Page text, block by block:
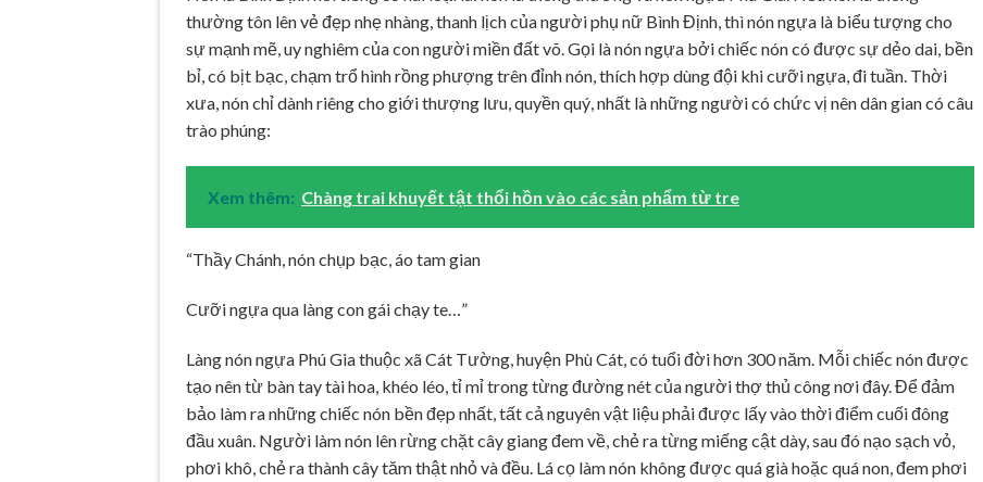
thường tôn lên vẻ đẹp nhẹ nhàng, thanh lịch của người phụ nữ Bình Định, thì nón ngựa là biểu tượng cho
sự mạnh mẽ, uy nghiêm của con người miền đất võ. Gọi là nón ngựa bởi chiếc nón có được sự dẻo dai, bền
bỉ, có bịt bạc, chạm trổ hình rồng phượng trên đỉnh nón, thích hợp dùng đội khi cưỡi ngựa, đi tuần. Thời
xưa, nón chỉ dành riêng cho giới thượng lưu, quyền quý, nhất là những người có chức vị nên dân gian có câu
trào phúng:
Xem thêm: Chàng trai khuyết tật thổi hồn vào các sản phẩm từ tre
“Thầy Chánh, nón chụp bạc, áo tam gian
Cưỡi ngựa qua làng con gái chạy te…”
Làng nón ngựa Phú Gia thuộc xã Cát Tường, huyện Phù Cát, có tuổi đời hơn 300 năm. Mỗi chiếc nón được
tạo nên từ bàn tay tài hoa, khéo léo, tỉ mỉ trong từng đường nét của người thợ thủ công nơi đây. Để đảm
bảo làm ra những chiếc nón bền đẹp nhất, tất cả nguyên vật liệu phải được lấy vào thời điểm cuối đông
đầu xuân. Người làm nón lên rừng chặt cây giang đem về, chẻ ra từng miếng cật dày, sau đó nạo sạch vỏ,
phơi khô, chẻ ra thành cây tăm thật nhỏ và đều. Lá cọ làm nón không được quá già hoặc quá non, đem phơi